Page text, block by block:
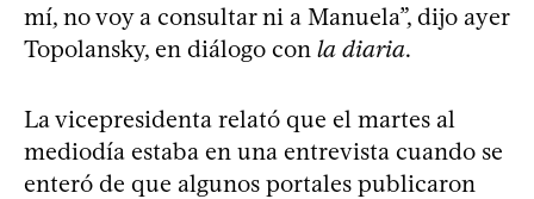
mí, no voy a consultar ni a Manuela”, dijo ayer
Topolansky, en diálogo con la diaria.
La vicepresidenta relató que el martes al
mediodía estaba en una entrevista cuando se
enteró de que algunos portales publicaron